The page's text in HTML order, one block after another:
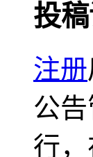
投
注册
公
行